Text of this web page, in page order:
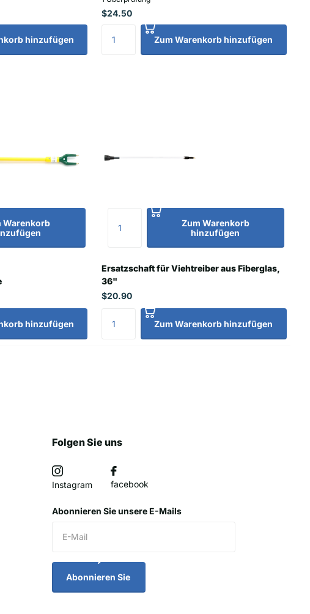
hinzufügen
$24.50
Zum Warenkorb hinzufügen
Warenkorb
hinzufügen
Zum Warenkorb
hinzufügen
Ersatzschaft für Viehtreiber aus Fiberglas,
36"
$20.90
Zum Warenkorb hinzufügen
Folgen Sie uns
Instagram facebook
Abonnieren Sie unsere E-Mails
Abonnieren Sie